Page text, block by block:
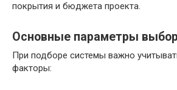
покрытия и бюджета проекта.
Основные параметры
При подборе системы важно
факторы: